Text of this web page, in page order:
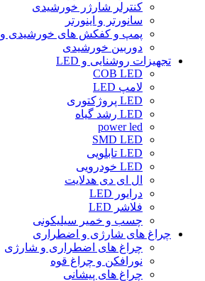
کنترلر شارژر خورشیدی
سانورتر و اینورتر
پمپ و کفکش های خورشیدی و DC
دوربین خورشیدی
تجهیزات روشنایی و LED
COB LED
لامپ LED
LED پروژکتوری
LED رشد گیاه
power led
SMD LED
LED تابلویی
LED خودرویی
ال ای دی هدلایت
درایور LED
فلاشر LED
چسب و خمیر سیلیکونی
چراغ های شارژی و اضطراری
چراغ های اضطراری و شارژی
نورافکن و چراغ قوه
چراغ های پیشانی